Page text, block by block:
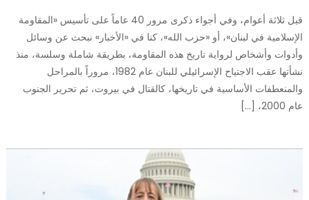
قبل ثلاثة أعوام، وفي أجواء ذكرى مرور 40 عاماً على تأسيس «المقاومة
الإسلامية في لبنان»، أو «حزب الله»، كنا في «الأخبار» نبحث عن وسائل
وأدوات وأشخاص لرواية تاريخ هذه المقاومة، بطريقة شاملة وسلسة، منذ
نشأتها عقب الاجتياح الإسرائيلي للبنان عام 1982، مروراً بالمراحل
والمنعطفات الأساسية في تاريخها، كالقتال في بيروت، ثم تحرير الجنوب
عام 2000، […]